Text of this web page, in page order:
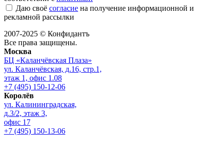
Даю своё согласие на получение информационной и
рекламной рассылки
2007-2025 © Конфидантъ
Все права защищены.
Москва
БЦ «Каланчёвская Плаза»
ул. Каланчёвская, д.16, стр.1,
этаж 1, офис 1.08
+7 (495) 150-12-06
Королёв
ул. Калининградская,
д.3/2, этаж 3,
офис 17
+7 (495) 150-13-06